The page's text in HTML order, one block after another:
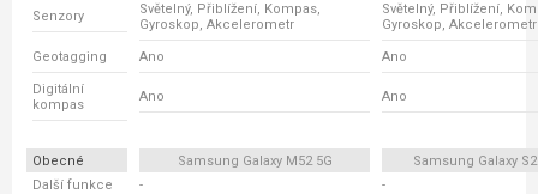
Senzory
Světelný, Přiblížení, Kompas,
Gyroskop, Akcelerometr
Světelný, Přiblížení,
Gyroskop, Akcelerometr
Geotagging Ano Ano
Digitální
kompas
Ano Ano
Obecné Samsung Galaxy M52 5G
Samsung Galaxy
Další funkce
- -